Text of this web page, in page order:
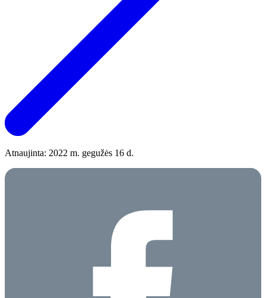
Atnaujinta: 2022 m. gegužės 16 d.